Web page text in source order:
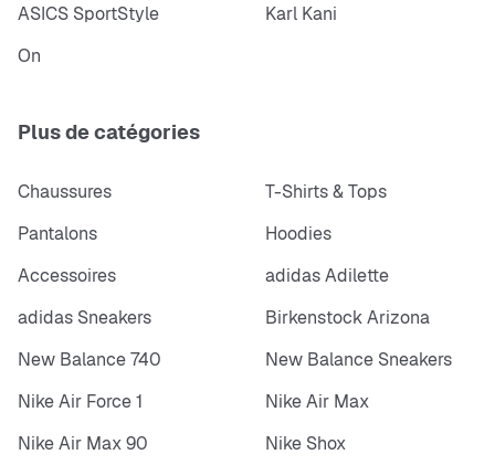
ASICS SportStyle
Karl Kani
On
Plus de catégories
Chaussures
T-Shirts & Tops
Pantalons
Hoodies
Accessoires
adidas Adilette
adidas Sneakers
Birkenstock Arizona
New Balance 740
New Balance Sneakers
Nike Air Force 1
Nike Air Max
Nike Air Max 90
Nike Shox